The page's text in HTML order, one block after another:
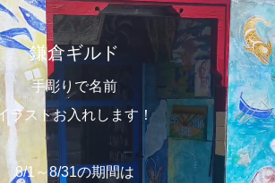
鎌倉ギルド
手彫りで名前
ラストお入れします！
8/1～8/31の期間は